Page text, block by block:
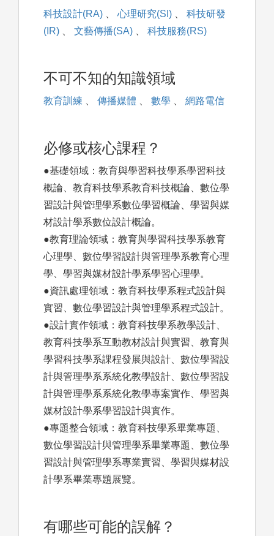
科技設計(RA) 、 心理研究(SI) 、
科技研發
(IR) 、 文藝傳播(SA) 、 科技服務(RS)
不可不知的知識領域
教育訓練 、 傳播媒體 、 數學 、 網路電信
必修或核心課程？
●基礎領域：教育與學習科技學系學習科技
概論、教育科技學系教育科技概論、數位學
習設計與管理學系數位學習概論、學習與媒
材設計學系數位設計概論。
●教育理論領域：教育與學習科技學系教育
心理學、數位學習設計與管理學系教育心理
學、學習與媒材設計學系學習心理學。
●資訊處理領域：教育科技學系程式設計與
實習、數位學習設計與管理學系程式設計。
●設計實作領域：教育科技學系教學設計、
教育科技學系互動教材設計與實習、教育與
學習科技學系課程發展與設計、數位學習設
計與管理學系系統化教學設計、數位學習設
計與管理學系系統化教學專案實作、學習與
媒材設計學系學習設計與實作。
●專題整合領域：教育科技學系畢業專題、
數位學習設計與管理學系畢業專題、數位學
習設計與管理學系專業實習、學習與媒材設
計學系畢業專題展覽。
有哪些可能的誤解？